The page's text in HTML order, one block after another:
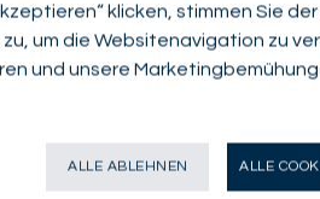
klicken, stimmen Sie
um die Websitenavigation zu
und unsere
ALLE ABLEHNEN ALLE